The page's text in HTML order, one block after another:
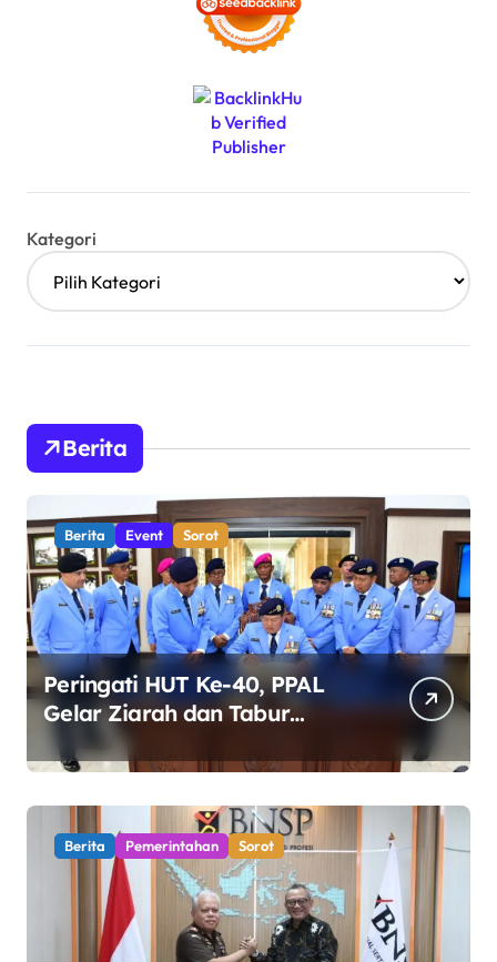
Kategori
Berita
Berita Event Sorot
Peringati HUT Ke-40, PPAL
Gelar Ziarah dan Tabur
Bunga di TMP Kalibata
Berita Pemerintahan Sorot